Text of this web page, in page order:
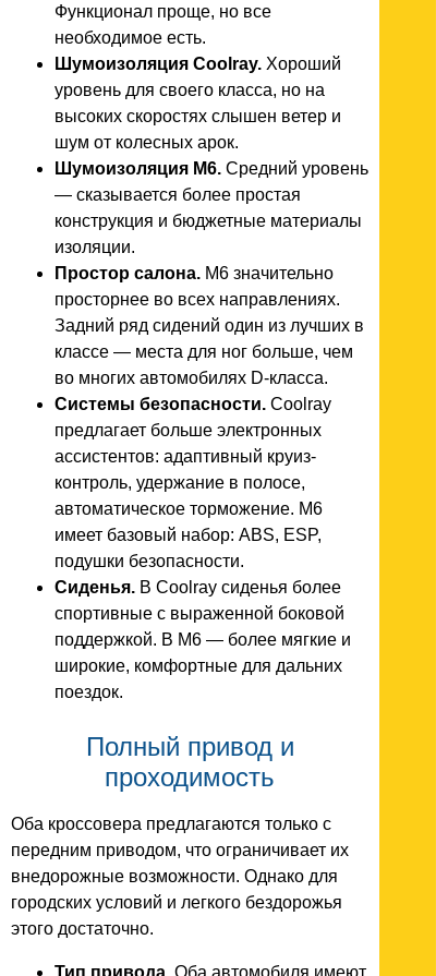
Функционал проще, но все
необходимое есть.
Шумоизоляция Coolray. Хороший
уровень для своего класса, но на
высоких скоростях слышен ветер и
шум от колесных арок.
Шумоизоляция M6. Средний уровень
— сказывается более простая
конструкция и бюджетные материалы
изоляции.
Простор салона. M6 значительно
просторнее во всех направлениях.
Задний ряд сидений один из лучших в
классе — места для ног больше, чем
во многих автомобилях D-класса.
Системы безопасности. Coolray
предлагает больше электронных
ассистентов: адаптивный круиз-
контроль, удержание в полосе,
автоматическое торможение. M6
имеет базовый набор: ABS, ESP,
подушки безопасности.
Сиденья. В Coolray сиденья более
спортивные с выраженной боковой
поддержкой. В M6 — более мягкие и
широкие, комфортные для дальних
поездок.
Полный привод и
проходимость
Оба кроссовера предлагаются только с
передним приводом, что ограничивает их
внедорожные возможности. Однако для
городских условий и легкого бездорожья
этого достаточно.
Тип привода. Оба автомобиля имеют